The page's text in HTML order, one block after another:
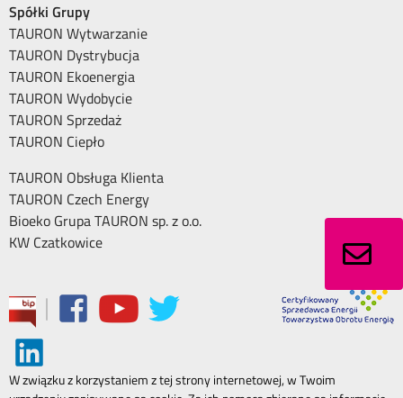
Spółki Grupy
TAURON Wytwarzanie
TAURON Dystrybucja
TAURON Ekoenergia
TAURON Wydobycie
TAURON Sprzedaż
TAURON Ciepło
TAURON Obsługa Klienta
TAURON Czech Energy
Bioeko Grupa TAURON sp. z o.o.
KW Czatkowice
|
W związku z korzystaniem z tej strony internetowej, w Twoim